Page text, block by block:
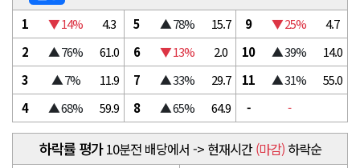
1 ▼ 14% 4.3 5 ▲ 78% 15.7 9 ▼ 25%
4.7
2
▲ 76% 61.0 6 ▼ 13% 2.0 10 ▲ 39%
14.0
3
▲ 7% 11.9 7 ▲ 33% 29.7 11 ▲ 31%
55.0
4
▲ 68% 59.9 8 ▲ 65% 64.9 - -
하락률 평가 10분전 배당에서 -> 현재시간(마감)하락순